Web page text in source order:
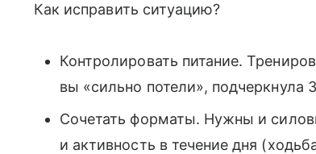
Как исправить ситуацию?
Контролировать питание.
вы «сильно потели», подчеркнула
Сочетать форматы. Нужны и
и активность в течение дня